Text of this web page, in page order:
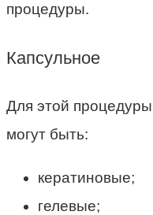
процедуры.
Капсульное
Для этой
могут быть:
кератиновые;
гелевые;